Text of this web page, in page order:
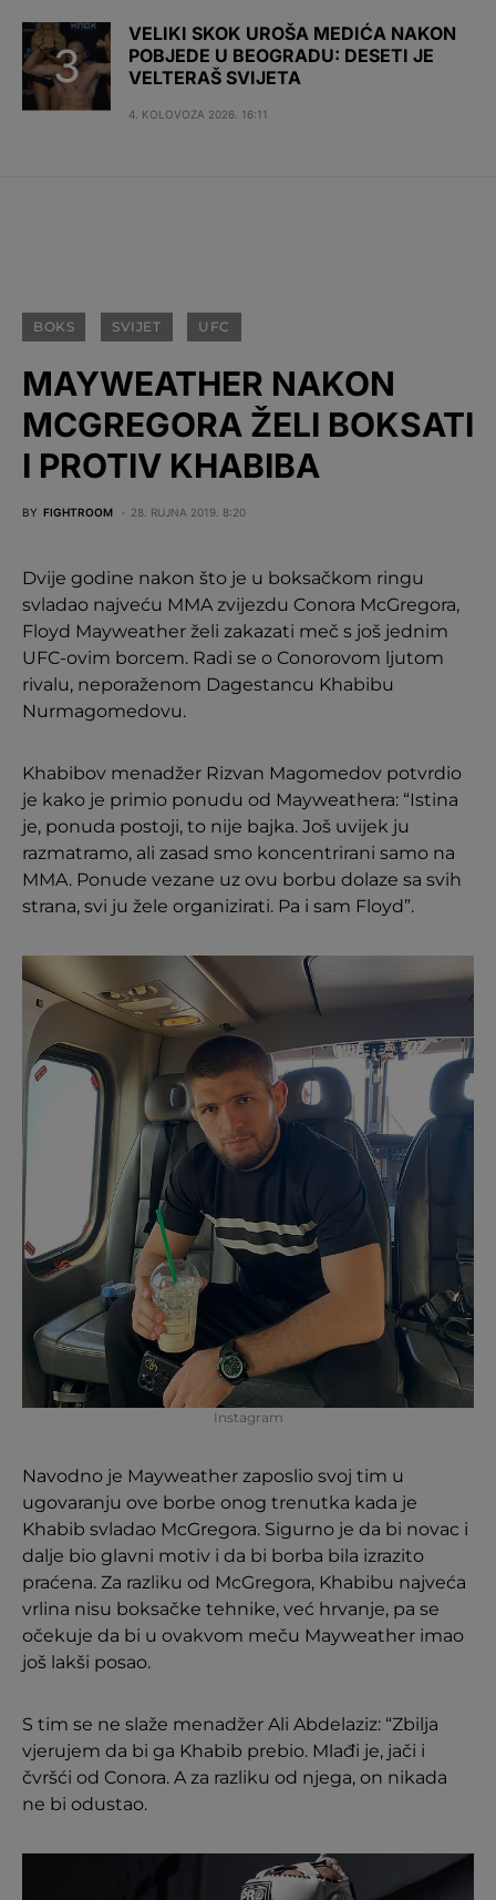
VELIKI SKOK UROŠA MEDIĆA NAKON
POBJEDE U BEOGRADU: DESETI JE
VELTERAŠ SVIJETA
4. KOLOVOZA 2026. 16:11
BOKS SVIJET UFC
MAYWEATHER NAKON
MCGREGORA ŽELI BOKSATI
I PROTIV KHABIBA
BY FIGHTROOM 28. RUJNA 2019. 8:20
Dvije godine nakon što je u boksačkom ringu
svladao najveću MMA zvijezdu Conora McGregora,
Floyd Mayweather želi zakazati meč s još jednim
UFC-ovim borcem. Radi se o Conorovom ljutom
rivalu, neporaženom Dagestancu Khabibu
Nurmagomedovu.
Khabibov menadžer Rizvan Magomedov potvrdio
je kako je primio ponudu od Mayweathera: “Istina
je, ponuda postoji, to nije bajka. Još uvijek ju
razmatramo, ali zasad smo koncentrirani samo na
MMA. Ponude vezane uz ovu borbu dolaze sa svih
strana, svi ju žele organizirati. Pa i sam Floyd”.
Instagram
Navodno je Mayweather zaposlio svoj tim u
ugovaranju ove borbe onog trenutka kada je
Khabib svladao McGregora. Sigurno je da bi novac i
dalje bio glavni motiv i da bi borba bila izrazito
praćena. Za razliku od McGregora, Khabibu najveća
vrlina nisu boksačke tehnike, već hrvanje, pa se
očekuje da bi u ovakvom meču Mayweather imao
još lakši posao.
S tim se ne slaže menadžer Ali Abdelaziz: “Zbilja
vjerujem da bi ga Khabib prebio. Mlađi je, jači i
čvršći od Conora. A za razliku od njega, on nikada
ne bi odustao.